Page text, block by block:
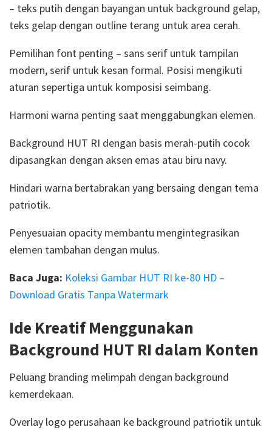
– teks putih dengan bayangan untuk background gelap,
teks gelap dengan outline terang untuk area cerah.
Pemilihan font penting – sans serif untuk tampilan
modern, serif untuk kesan formal. Posisi mengikuti
aturan sepertiga untuk komposisi seimbang.
Harmoni warna penting saat menggabungkan elemen.
Background HUT RI dengan basis merah-putih cocok
dipasangkan dengan aksen emas atau biru navy.
Hindari warna bertabrakan yang bersaing dengan tema
patriotik.
Penyesuaian opacity membantu mengintegrasikan
elemen tambahan dengan mulus.
Baca Juga: Koleksi Gambar HUT RI ke-80 HD –
Download Gratis Tanpa Watermark
Ide Kreatif Menggunakan
Background HUT RI dalam Konten
Peluang branding melimpah dengan background
kemerdekaan.
Overlay logo perusahaan ke background patriotik untuk